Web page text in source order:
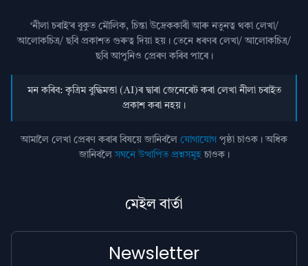
‘নীলা চৰাই’ৰ বুকুত মৌলিক, চিন্তা উদ্রেককাৰী আৰু নতুনত্ব থকা লেখা/
আলোকচিত্ৰ/ ছবি প্রকাশত গুৰুত্ব দিয়া হয়। তেনে ধৰণৰ লেখা/ আলোকচিত্ৰ/
ছবি আপুনিও প্রেৰণ কৰিব পাৰে।
মন কৰিব: কৃত্ৰিম বুদ্ধিমত্তা (AI)ৰ দ্বাৰা জেনেৰেট কৰা লেখা নীলা চৰাইত
প্ৰকাশ কৰা নহয়।
আমালৈ লেখা প্ৰেৰণ কৰাৰ বিষয়ে জানিবলৈ যোগাযোগ পৃষ্ঠা চাওক। অধিক
জানিবলৈসঘনে উত্থাপিত প্ৰশ্নসমূহচাওক।
মেইল বাৰ্তা
Newsletter